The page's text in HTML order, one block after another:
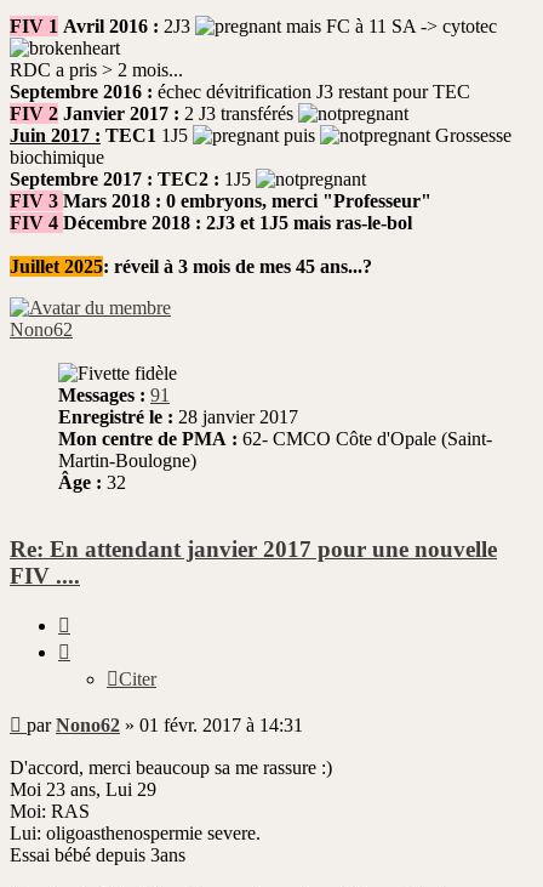
FIV 1 Avril 2016 : 2J3 mais FC à 11 SA -> cytotec
RDC a pris > 2 mois...
Septembre 2016 : échec dévitrification J3 restant pour TEC
FIV 2 Janvier 2017 : 2 J3 transférés
Juin 2017 : TEC1 1J5 puis
Grossesse
biochimique
Septembre 2017 : TEC2 : 1J5
FIV 3 Mars 2018 : 0 embryons, merci "Professeur"
FIV 4 Décembre 2018 : 2J3 et 1J5 mais ras-le-bol
Juillet 2025: réveil à 3 mois de mes 45 ans...?
Nono62
Messages : 91
Enregistré le : 28 janvier 2017
Mon centre de PMA : 62- CMCO Côte d'Opale (Saint-
Martin-Boulogne)
Âge : 32
Re: En attendant janvier 2017 pour une nouvelle
FIV ....
Citer
Message
lu
parNono62 » 01 févr. 2017 à 14:31
D'accord, merci beaucoup sa me rassure :)
Moi 23 ans, Lui 29
Moi: RAS
Lui: oligoasthenospermie severe.
Essai bébé depuis 3ans